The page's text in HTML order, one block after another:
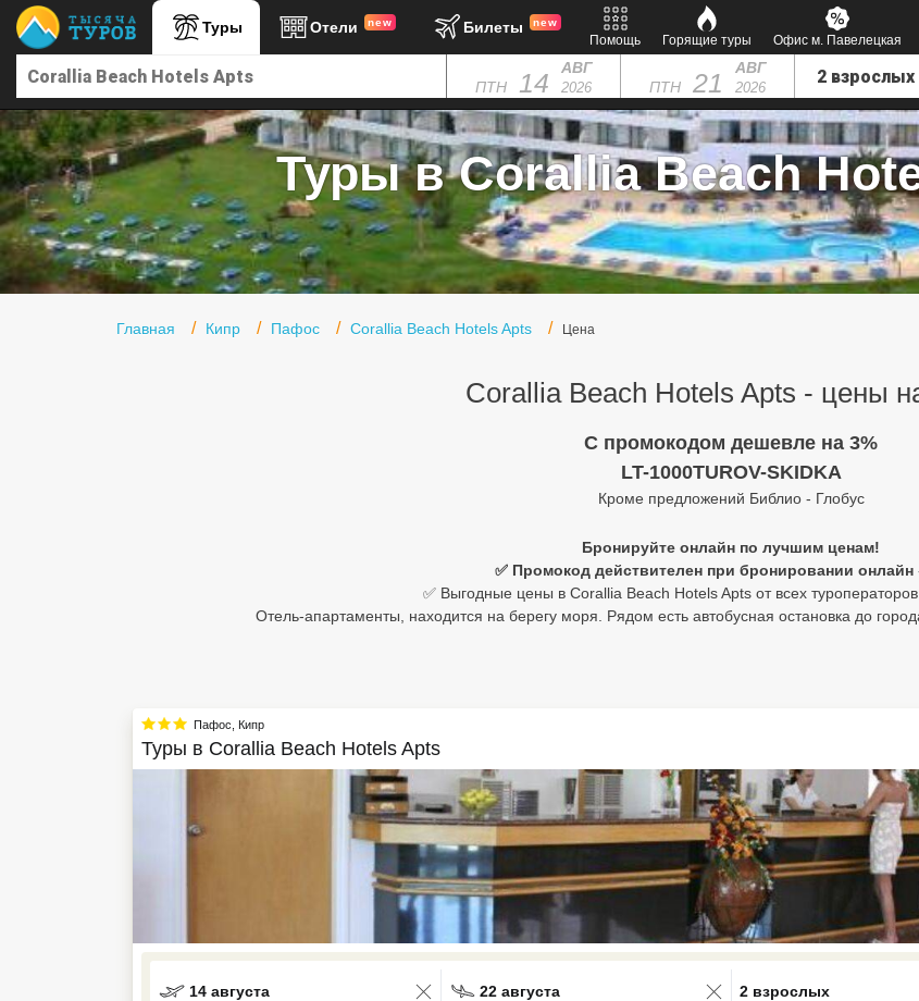
Туры Отели new Билеты new
Помощь Горящие туры Офис м. Павелецкая
ПТН 14 АВГ
2026 ПТН 21 АВГ
2026
Туры в Corallia Beach
Главная Кипр Пафос Corallia Beach Hotels Apts Цена
Corallia Beach Hotels Apts - цены
C промокодом дешевле на 3%
LT-1000TUROV-SKIDKA
Кроме предложений Библио - Глобус
Бронируйте онлайн по лучшим ценам!
✅ Промокод действителен при бронировании онлайн
✅ Выгодные цены в Corallia Beach Hotels Apts от всех
Отель-апартаменты, находится на берегу моря. Рядом есть автобусная остановка до
Пафос Кипр
Туры в Corallia Beach Hotels Apts
14 августа 22 августа
0 results available. Select
2 взрослых
Главная
Туры в Турцию
Туры в Египет
Туры в ОАЭ
Офис г. Москва